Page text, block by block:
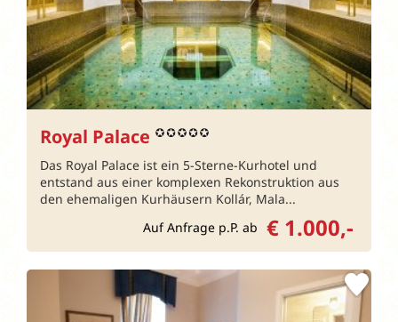
Royal Palace
Das Royal Palace ist ein 5-Sterne-Kurhotel und
entstand aus einer komplexen Rekonstruktion aus
den ehemaligen Kurhäusern Kollár, Mala...
Auf Anfrage p.P. ab € 1.000,-